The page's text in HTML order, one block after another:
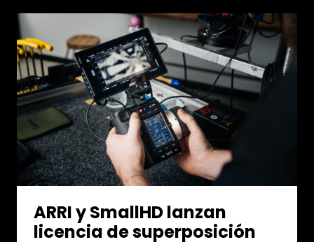
ARRI y SmallHD lanzan
licencia de superposición